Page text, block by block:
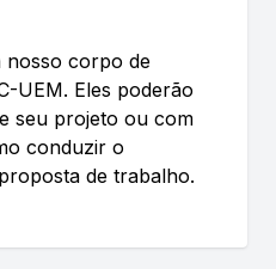
nosso corpo de
UEM. Eles poderão
seu projeto ou com
conduzir o
de trabalho.